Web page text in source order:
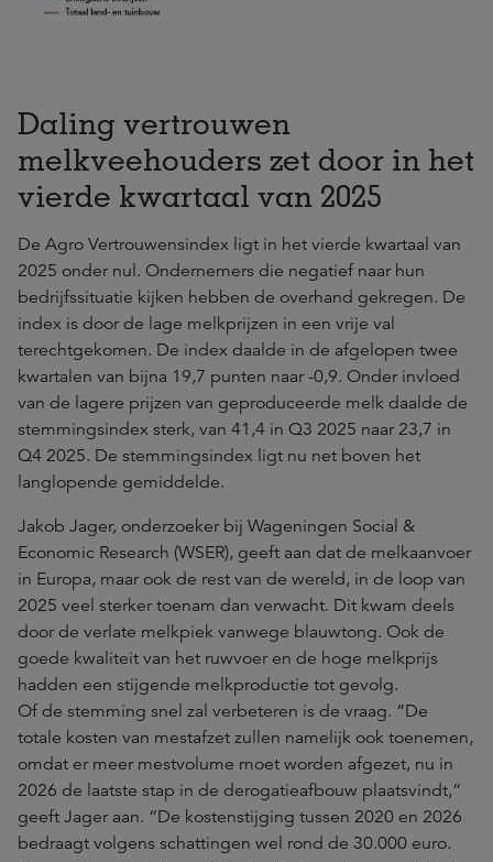
Daling vertrouwen
melkveehouders zet door in het
vierde kwartaal van 2025
De Agro Vertrouwensindex ligt in het vierde kwartaal van
2025 onder nul. Ondernemers die negatief naar hun
bedrijfssituatie kijken hebben de overhand gekregen. De
index is door de lage melkprijzen in een vrije val
terechtgekomen. De index daalde in de afgelopen twee
kwartalen van bijna 19,7 punten naar -0,9. Onder invloed
van de lagere prijzen van geproduceerde melk daalde de
stemmingsindex sterk, van 41,4 in Q3 2025 naar 23,7 in
Q4 2025. De stemmingsindex ligt nu net boven het
langlopende gemiddelde.
Jakob Jager, onderzoeker bij Wageningen Social &
Economic Research (WSER), geeft aan dat de melkaanvoer
in Europa, maar ook de rest van de wereld, in de loop van
2025 veel sterker toenam dan verwacht. Dit kwam deels
door de verlate melkpiek vanwege blauwtong. Ook de
goede kwaliteit van het ruwvoer en de hoge melkprijs
hadden een stijgende melkproductie tot gevolg.
Of de stemming snel zal verbeteren is de vraag. “De
totale kosten van mestafzet zullen namelijk ook toenemen,
omdat er meer mestvolume moet worden afgezet, nu in
2026 de laatste stap in de derogatieafbouw plaatsvindt,”
geeft Jager aan. “De kostenstijging tussen 2020 en 2026
bedraagt volgens schattingen wel rond de 30.000 euro.